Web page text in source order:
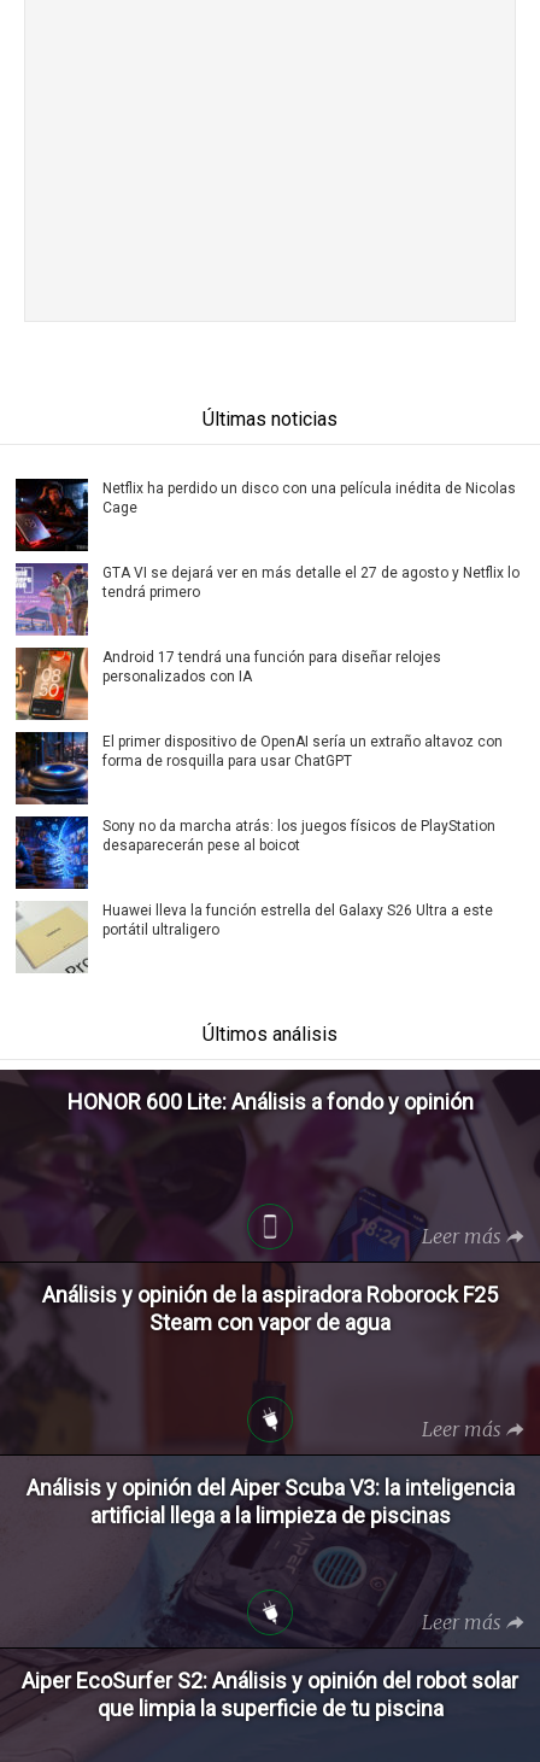
Últimas noticias
Netflix ha perdido un disco con una película inédita de Nicolas
Cage
GTA VI se dejará ver en más detalle el 27 de agosto y Netflix lo
tendrá primero
Android 17 tendrá una función para diseñar relojes
personalizados con IA
El primer dispositivo de OpenAI sería un extraño altavoz con
forma de rosquilla para usar ChatGPT
Sony no da marcha atrás: los juegos físicos de PlayStation
desaparecerán pese al boicot
Huawei lleva la función estrella del Galaxy S26 Ultra a este
portátil ultraligero
Últimos análisis
HONOR 600 Lite: Análisis a fondo y opinión
Leer más
Análisis y opinión de la aspiradora Roborock F25
Steam con vapor de agua
Leer más
Análisis y opinión del Aiper Scuba V3: la inteligencia
artificial llega a la limpieza de piscinas
Leer más
Aiper EcoSurfer S2: Análisis y opinión del robot solar
que limpia la superficie de tu piscina